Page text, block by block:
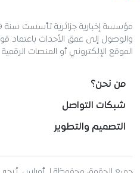
والوصول إلى عمق الأحداث باعتماد
الموقع الإلكتروني أو المنصات الرقمية
من نحن؟
شبكات التواصل
التصميم والتطوير